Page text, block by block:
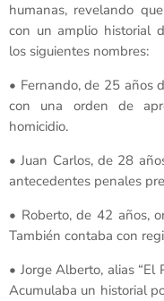
humanas, revelando
con un amplio historial
los siguientes nombres:
• Fernando, de 25 años
con una orden de
homicidio.
• Juan Carlos, de 28
antecedentes penales
• Roberto, de 42 años,
También contaba con
• Jorge Alberto, alias “El
Acumulaba un historial